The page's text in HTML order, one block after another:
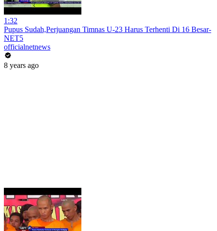
1:32
Pupus Sudah,Perjuangan Timnas U-23 Harus Terhenti Di 16 Besar-
NET5
officialnetnews
8 years ago